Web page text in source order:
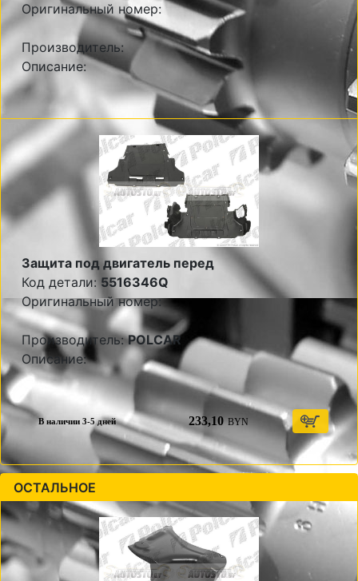
Оригинальный номер:
Производитель:
Описание:
Защита под двигатель перед
Код детали: 5516346Q
Оригинальный номер:
Производитель:POLCAR
Описание:
В наличии 3-5 дней 233,10 BYN
ОСТАЛЬНОЕ